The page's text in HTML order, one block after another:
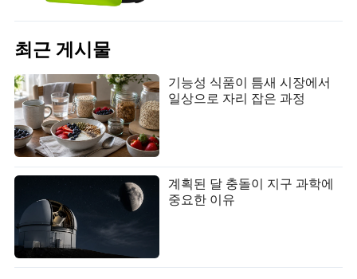
최근 게시물
기능성 식품이 틈새 시장에서
일상으로 자리 잡은 과정
계획된 달 충돌이 지구 과학에
중요한 이유